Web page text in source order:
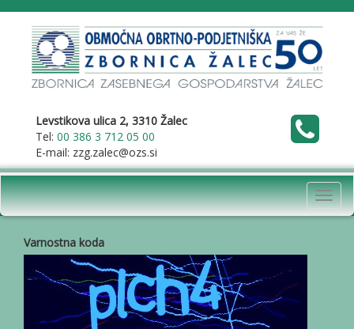
Levstikova ulica 2, 3310 Žalec
Tel: 00 386 3 712 05 00
E-mail: zzg.zalec@ozs.si
Varnostna koda